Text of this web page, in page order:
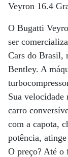
Veyron 16.4
O Bugatti
ser
Cars do Brasil,
Bentley. A
Sua
carro
com a capota,
potência,
O preço? Até o